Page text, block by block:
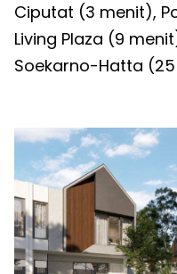
Ciputat (3 menit),
Living Plaza (9
Soekarno-Hatta